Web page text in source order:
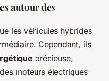
autour des
les véhicules hybrides
Cependant, ils
précieuse,
moteurs électriques